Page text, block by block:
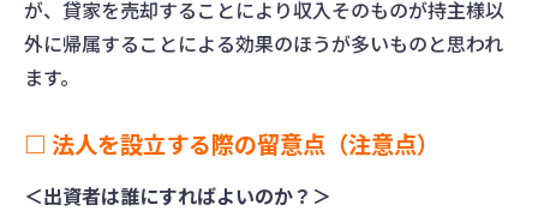
が、貸家を売却することにより収入そのものが持主様以
外に帰属することによる効果のほうが多いものと思われ
ます。
□ 法人を設立する際の留意点（注意点）
＜出資者は誰にすればよいのか？＞